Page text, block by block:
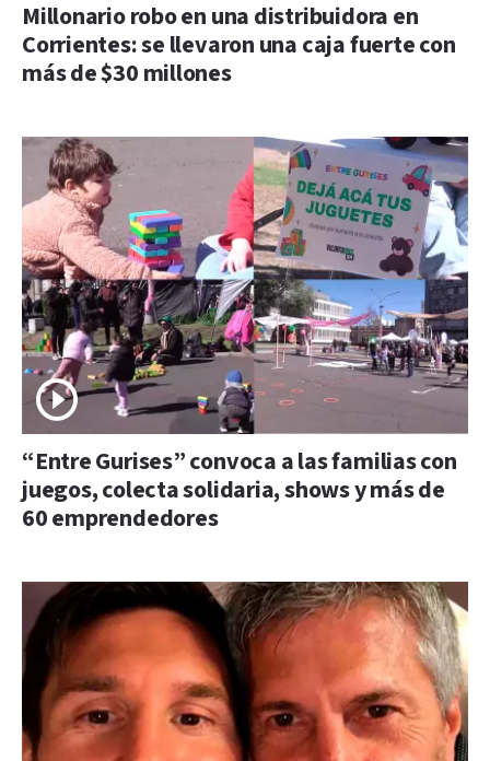
Millonario robo en una distribuidora en
Corrientes: se llevaron una caja fuerte con
más de $30 millones
“Entre Gurises” convoca a las familias con
juegos, colecta solidaria, shows y más de
60 emprendedores